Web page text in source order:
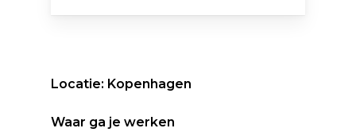
Locatie: Kopenhagen
Waar ga je werken